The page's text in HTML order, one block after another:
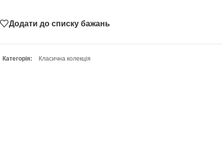
Додати до списку бажань
Категорія: Класична колекція